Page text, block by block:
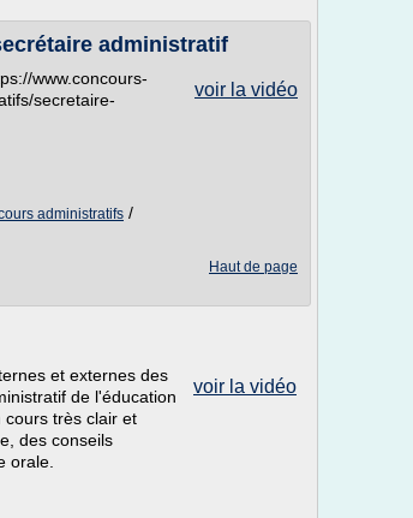
administratif
voir la vidéo
www.concours-
secretaire-
administratifs /
Haut de page
voir la vidéo
et externes des
de l'éducation
cours très clair et
des conseils
orale.